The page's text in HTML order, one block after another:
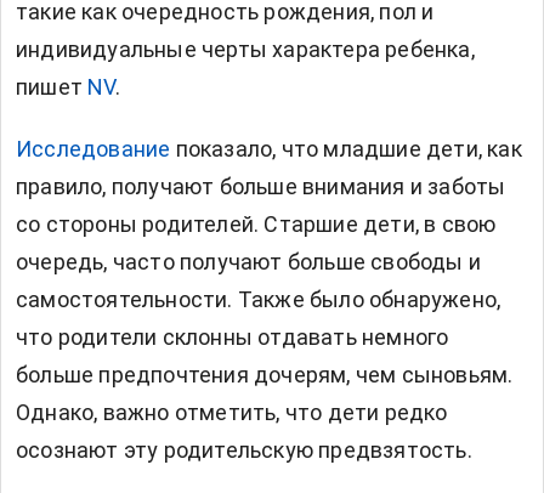
такие как очередность рождения, пол и
индивидуальные черты характера ребенка,
пишет NV.
Исследование показало, что младшие дети, как
правило, получают больше внимания и заботы
со стороны родителей. Старшие дети, в свою
очередь, часто получают больше свободы и
самостоятельности. Также было обнаружено,
что родители склонны отдавать немного
больше предпочтения дочерям, чем сыновьям.
Однако, важно отметить, что дети редко
осознают эту родительскую предвзятость.